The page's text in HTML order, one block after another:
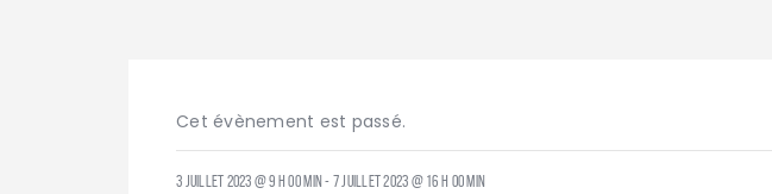
Cet évènement est passé.
3 juillet 2023 @ 9 h 00 min - 7 juillet 2023 @ 16 h 00 min